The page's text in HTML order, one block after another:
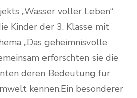
„Wasser voller Leben“
Kinder der 3. Klasse mit
„Das geheimnisvolle
erforschten sie die
deren Bedeutung für
kennen.Ein besonderer